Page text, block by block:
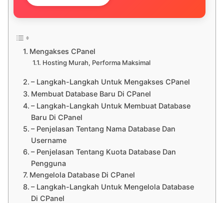
Mengakses CPanel
Hosting Murah, Performa Maksimal
– Langkah-Langkah Untuk Mengakses CPanel
Membuat Database Baru Di CPanel
– Langkah-Langkah Untuk Membuat Database
Baru Di CPanel
– Penjelasan Tentang Nama Database Dan
Username
– Penjelasan Tentang Kuota Database Dan
Pengguna
Mengelola Database Di CPanel
– Langkah-Langkah Untuk Mengelola Database
Di CPanel